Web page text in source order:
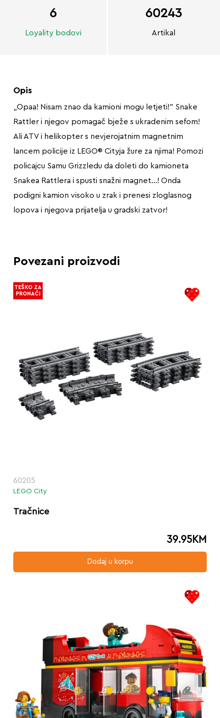
6
Loyality bodovi
60243
Artikal
Opis
„Opaa! Nisam znao da kamioni mogu letjeti!” Snake
Rattler i njegov pomagač bježe s ukradenim sefom!
Ali ATV i helikopter s nevjerojatnim magnetnim
lancem policije iz LEGO® Cityja žure za njima! Pomozi
policajcu Samu Grizzledu da doleti do kamioneta
Snakea Rattlera i spusti snažni magnet…! Onda
podigni kamion visoko u zrak i prenesi zloglasnog
lopova i njegova prijatelja u gradski zatvor!
Povezani proizvodi
60205
LEGO City
Tračnice
39.95KM
Dodaj u korpu
TEŠKO ZA
PRONAĆI